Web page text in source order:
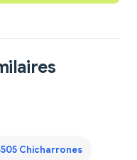
Chicharrones